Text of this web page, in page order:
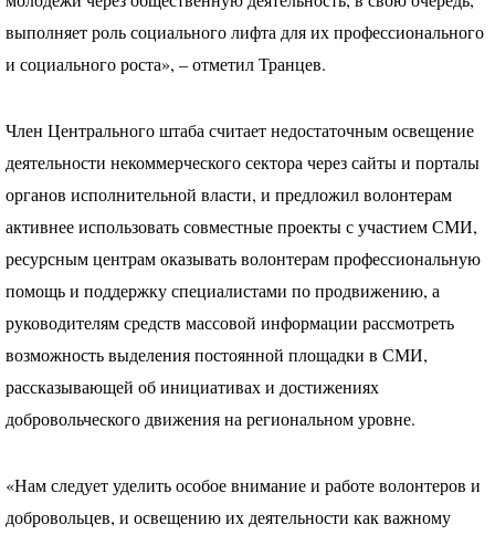
выполняет роль социального лифта для их профессионального
и социального роста», – отметил Транцев.
Член Центрального штаба считает недостаточным освещение
деятельности некоммерческого сектора через сайты и порталы
органов исполнительной власти, и предложил волонтерам
активнее использовать совместные проекты с участиемСМИ,
ресурсным центрам оказывать волонтерам профессиональную
помощь и поддержку специалистами по продвижению, а
руководителям средств массовой информации рассмотреть
возможность выделения постоянной площадки в СМИ,
рассказывающей об инициативах и достижениях
добровольческого движения на региональном уровне.
«Нам следует уделить особое внимание и работе волонтеров и
добровольцев, и освещению их деятельности как важному